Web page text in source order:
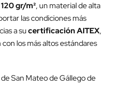
gr/m², un material de alta
las condiciones más
a sucertificación AITEX,
los más altos estándares
San Mateo de Gállego de